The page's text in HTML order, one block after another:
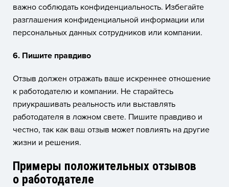
важно соблюдать конфиденциальность. Избегайте
разглашения конфиденциальной информации или
персональных данных сотрудников или компании.
6. Пишите правдиво
Отзыв должен отражать ваше искреннее отношение
к работодателю и компании. Не старайтесь
приукрашивать реальность или выставлять
работодателя в ложном свете. Пишите правдиво и
честно, так как ваш отзыв может повлиять на другие
жизни и решения.
Примеры положительных отзывов
о работодателе